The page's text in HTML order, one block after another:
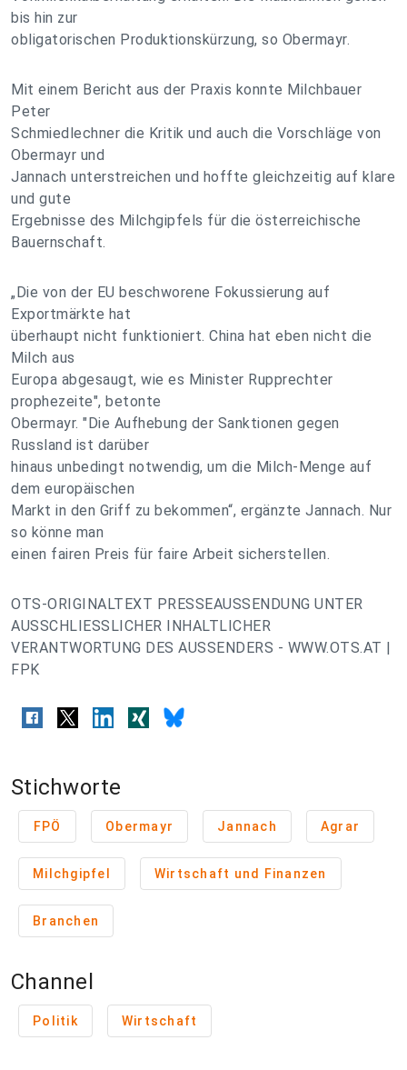
bis hin zur
obligatorischen Produktionskürzung, so Obermayr.
Mit einem Bericht aus der Praxis konnte Milchbauer
Peter
Schmiedlechner die Kritik und auch die Vorschläge von
Obermayr und
Jannach unterstreichen und hoffte gleichzeitig auf klare
und gute
Ergebnisse des Milchgipfels für die österreichische
Bauernschaft.
„Die von der EU beschworene Fokussierung auf
Exportmärkte hat
überhaupt nicht funktioniert. China hat eben nicht die
Milch aus
Europa abgesaugt, wie es Minister Rupprechter
prophezeite", betonte
Obermayr. "Die Aufhebung der Sanktionen gegen
Russland ist darüber
hinaus unbedingt notwendig, um die Milch-Menge auf
dem europäischen
Markt in den Griff zu bekommen“, ergänzte Jannach. Nur
so könne man
einen fairen Preis für faire Arbeit sicherstellen.
OTS-ORIGINALTEXT PRESSEAUSSENDUNG UNTER
AUSSCHLIESSLICHER INHALTLICHER
VERANTWORTUNG DES AUSSENDERS - WWW.OTS.AT |
FPK
Stichworte
FPÖ Obermayr Jannach Agrar
Milchgipfel Wirtschaft und Finanzen
Branchen
Channel
Politik Wirtschaft